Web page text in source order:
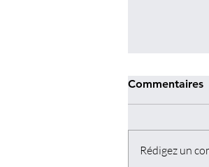
Commentaires
Rédigez un